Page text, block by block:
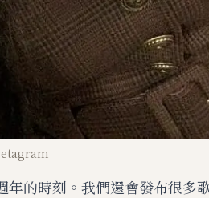
年的時刻。我們還會發布很多